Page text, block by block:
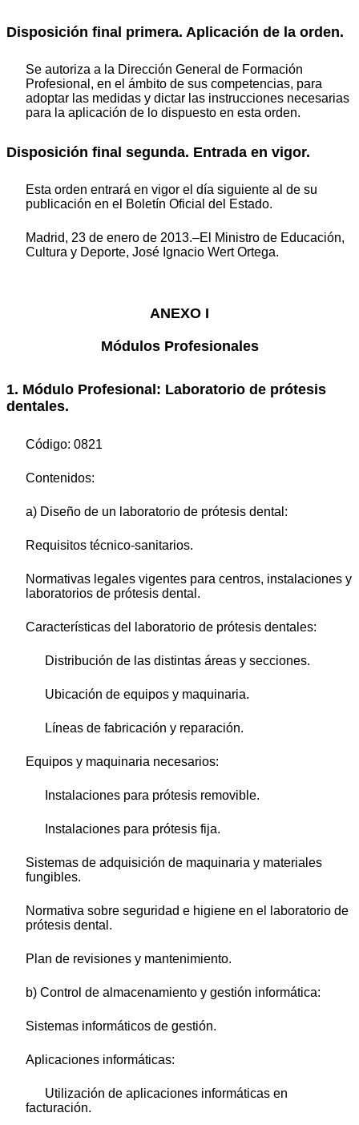
Disposición final primera. Aplicación de la orden.
Se autoriza a la Dirección General de Formación
Profesional, en el ámbito de sus competencias, para
adoptar las medidas y dictar las instrucciones necesarias
para la aplicación de lo dispuesto en esta orden.
Disposición final segunda. Entrada en vigor.
Esta orden entrará en vigor el día siguiente al de su
publicación en el Boletín Oficial del Estado.
Madrid, 23 de enero de 2013.–El Ministro de Educación,
Cultura y Deporte, José Ignacio Wert Ortega.
ANEXO I
Módulos Profesionales
1. Módulo Profesional: Laboratorio de prótesis
dentales.
Código: 0821
Contenidos:
a) Diseño de un laboratorio de prótesis dental:
Requisitos técnico-sanitarios.
Normativas legales vigentes para centros, instalaciones y
laboratorios de prótesis dental.
Características del laboratorio de prótesis dentales:
Distribución de las distintas áreas y secciones.
Ubicación de equipos y maquinaria.
Líneas de fabricación y reparación.
Equipos y maquinaria necesarios:
Instalaciones para prótesis removible.
Instalaciones para prótesis fija.
Sistemas de adquisición de maquinaria y materiales
fungibles.
Normativa sobre seguridad e higiene en el laboratorio de
prótesis dental.
Plan de revisiones y mantenimiento.
b) Control de almacenamiento y gestión informática:
Sistemas informáticos de gestión.
Aplicaciones informáticas:
Utilización de aplicaciones informáticas en
facturación.